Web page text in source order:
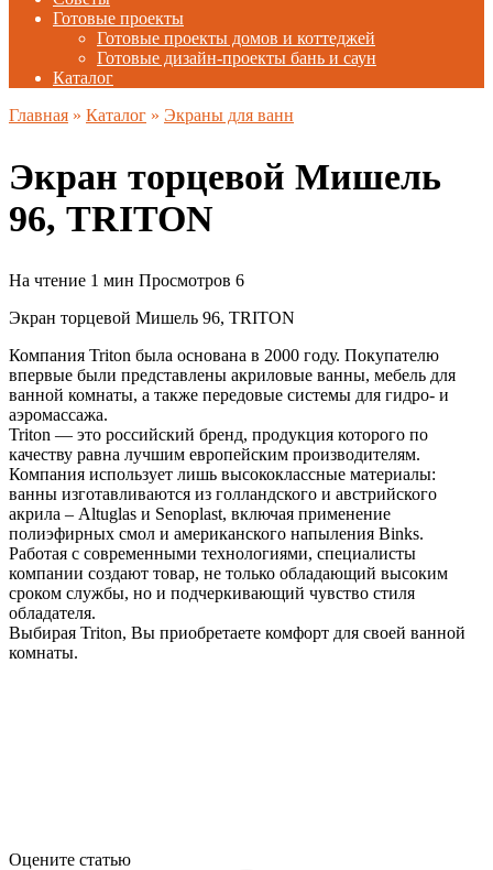
Готовые проекты
Готовые проекты домов и коттеджей
Готовые дизайн-проекты бань и саун
Каталог
Главная » Каталог » Экраны для ванн
Экран торцевой Мишель
96, TRITON
На чтение 1 мин Просмотров 6
Экран торцевой Мишель 96, TRITON
Компания Triton была основана в 2000 году. Покупателю
впервые были представлены акриловые ванны, мебель для
ванной комнаты, а также передовые системы для гидро- и
аэромассажа.
Triton — это российский бренд, продукция которого по
качеству равна лучшим европейским производителям.
Компания использует лишь высококлассные материалы:
ванны изготавливаются из голландского и австрийского
акрила – Altuglas и Senoplast, включая применение
полиэфирных смол и американского напыления Binks.
Работая с современными технологиями, специалисты
компании создают товар, не только обладающий высоким
сроком службы, но и подчеркивающий чувство стиля
обладателя.
Выбирая Triton, Вы приобретаете комфорт для своей ванной
комнаты.
Оцените статью